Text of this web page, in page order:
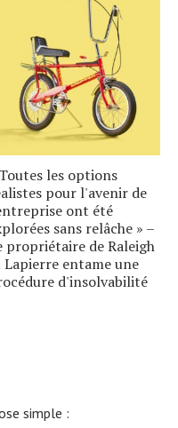
les options
pour l'avenir de
ont été
sans relâche » –
propriétaire de Raleigh
Lapierre entame une
d'insolvabilité
simple :